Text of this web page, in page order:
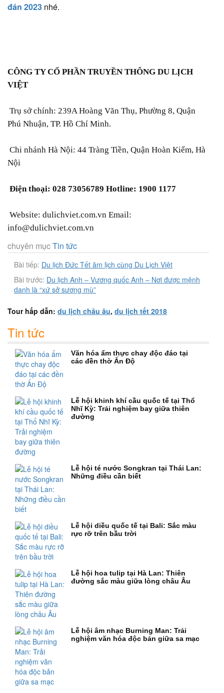
đán 2023 nhé.
CÔNG TY CỔ PHẦN TRUYỀN THÔNG DU LỊCH
VIỆT
Trụ sở chính: 239A Hoàng Văn Thụ, Phường 8, Quận
Phú Nhuận, TP. Hồ Chí Minh.
Chi nhánh Hà Nội: 44 Tràng Tiền, Quận Hoàn Kiếm, Hà
Nội
Điện thoại: 028 73056789 Hotline: 1900 1177
Website: dulichviet.com.vn Email:
info@dulichviet.com.vn
chuyên mụcTin tức
Bài tiếp: Du lịch Đức Tết âm lịch cùng Du Lịch Việt
Bài trước: Du lịch Anh – Vương quốc Anh – Nơi được mệnh
danh là “xứ sở sương mù”
Tour hấp dẫn: du lịch châu âu, du lịch tết 2018
Tin tức
Văn hóa ẩm thực chay độc đáo tại
các đền thờ Ấn Độ
Lễ hội khinh khí cầu quốc tế tại Thổ
Nhĩ Kỳ: Trải nghiệm bay giữa thiên
đường
Lễ hội té nước Songkran tại Thái Lan:
Những điều cần biết
Lễ hội diều quốc tế tại Bali: Sắc màu
rực rỡ trên bầu trời
Lễ hội hoa tulip tại Hà Lan: Thiên
đường sắc màu giữa lòng châu Âu
Lễ hội âm nhạc Burning Man: Trải
nghiệm văn hóa độc bản giữa sa mạc